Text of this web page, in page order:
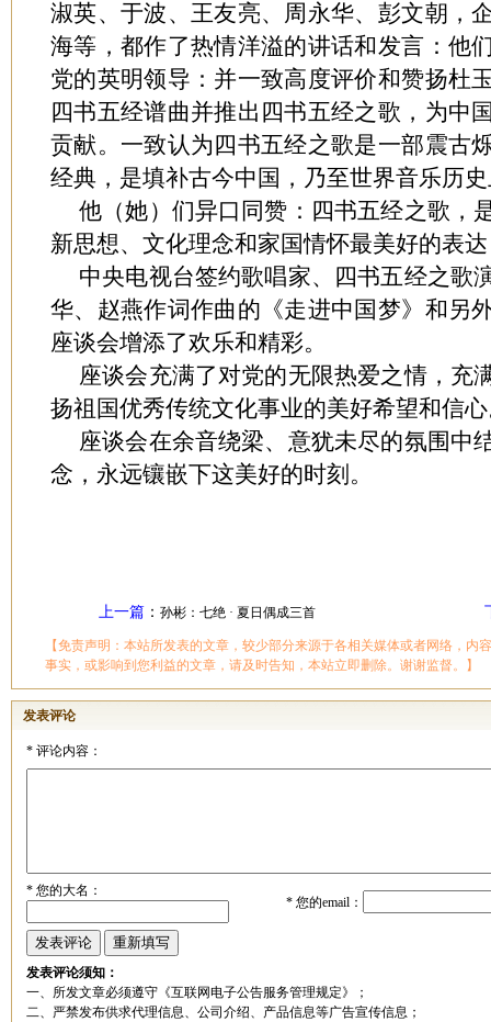
淑英、于波、王友亮、周永华、彭文朝，
海等，都作了热情洋溢的讲话和发言：他
党的英明领导：并一致高度评价和赞扬杜
四书五经谱曲并推出四书五经之歌，为中
贡献。一致认为四书五经之歌是一部震古
经典，是填补古今中国，乃至世界音乐历
他（她）们异口同赞：四书五经之歌，
新思想、文化理念和家国情怀最美好的表
中央电视台签约歌唱家、四书五经之歌
华、赵燕作词作曲的《走进中国梦》和另
座谈会增添了欢乐和精彩。
座谈会充满了对党的无限热爱之情，充
扬祖国优秀传统文化事业的美好希望和信
座谈会在余音绕梁、意犹未尽的氛围中
念，永远镶嵌下这美好的时刻。
上一篇： 孙彬：七绝 · 夏日偶成三首
【免责声明：本站所发表的文章，较少部分来源于各相关媒体或者网络，内
事实，或影响到您利益的文章，请及时告知，本站立即删除。谢谢监督。】
发表评论
*评论内容：
*您的大名：
*您的email：
发表评论须知：
一、所发文章必须遵守《互联网电子公告服务管理规定》；
二、严禁发布供求代理信息、公司介绍、产品信息等广告宣传信息；